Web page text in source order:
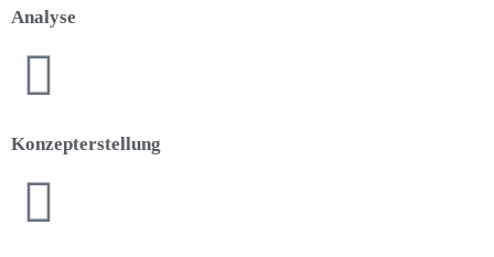
Analyse
Konzepterstellung